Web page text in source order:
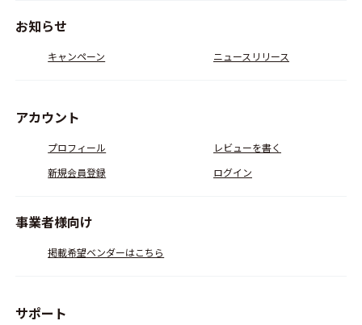
お知らせ
キャンペーン ニュースリリース
アカウント
プロフィール
レビューを書く
新規会員登録
ログイン
事業者様向け
掲載希望ベンダーはこちら
サポート